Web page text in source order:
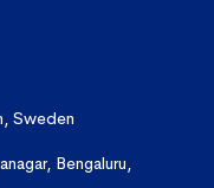
Sweden
Bengaluru,